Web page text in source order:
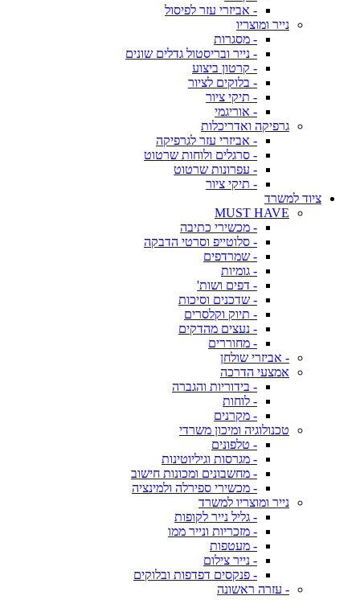
- אביזרי עזר לפיסול
נייר ומוצריו
- מסגרות
- נייר ובריסטול גדלים שונים
- קרטון ביצוע
- בלוקים לציור
- תיקי ציור
- אוריגמי
גרפיקה ואדריכלות
- אביזרי עזר לגרפיקה
- סרגלים ולוחות שרטוט
- עפרונות שרטוט
- תיקי ציור
ציוד למשרד
MUST HAVE
- מכשירי כתיבה
- סלוטייפ וסרטי הדבקה
- שמרדפים
- גומיות
- דפים ושות'
- שדכנים וסיכות
- תיוק וקלסרים
- נעצים מהדקים
- מחוררים
- אביזרי שולחן
אמצעי הדרכה
- בידוריות והגברה
- לוחות
- מקרנים
טכנולוגיה ומיכון משרדי
- טלפונים
- מגרסות וגיליוטינות
- מחשבונים ומכונות חישוב
- מכשירי ספירלה ולמינציה
נייר ומוצריו למשרד
- גליל נייר לקופות
- מזכריות ונייר ממו
- מעטפות
- נייר צילום
- פנקסים דפדפות ובלוקים
- עזרה ראשונה